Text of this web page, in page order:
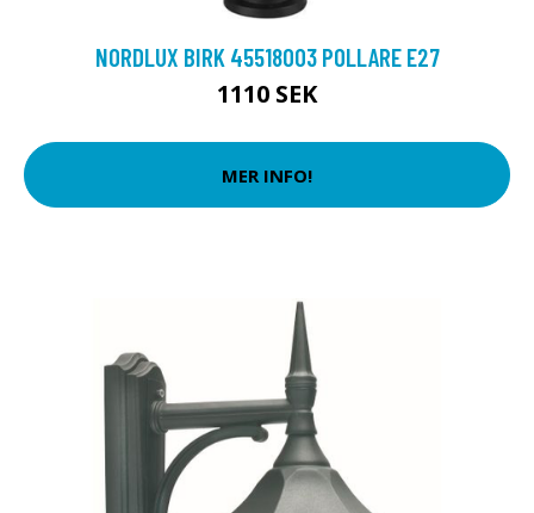
NORDLUX BIRK 45518003 POLLARE E27
1110 SEK
MER INFO!